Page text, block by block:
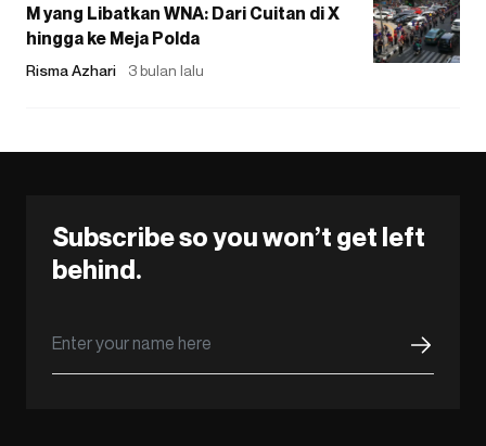
M yang Libatkan WNA: Dari Cuitan di X
hingga ke Meja Polda
Risma Azhari 3 bulan lalu
Subscribe so you won’t get left
behind.